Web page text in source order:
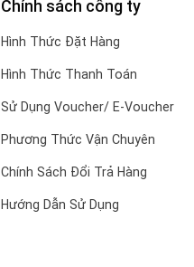
Chính sách công ty
Hình Thức Đặt Hàng
Hình Thức Thanh Toán
Sử Dụng Voucher/ E-Voucher
Phương Thức Vận Chuyên
Chính Sách Đổi Trả Hàng
Hướng Dẫn Sử Dụng